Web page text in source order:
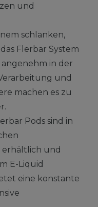
und
schlanken,
Flerbar System
in der
und
machen es zu
Pods sind in
erhältlich und
E-Liquid
eine konstante